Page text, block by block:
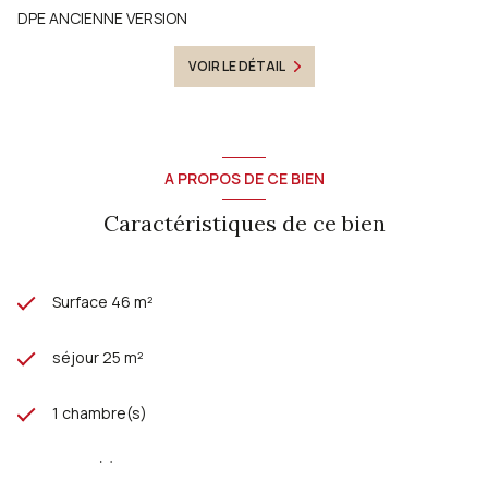
DPE ANCIENNE VERSION
VOIR LE DÉTAIL
A PROPOS DE CE BIEN
Caractéristiques de ce bien
Surface 46 m²
séjour 25 m²
1 chambre(s)
1 salle(s) de bain